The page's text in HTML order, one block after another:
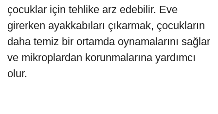
çocuklar için tehlike arz edebilir. Eve
girerken ayakkabıları çıkarmak, çocukların
daha temiz bir ortamda oynamalarını sağlar
ve mikroplardan korunmalarına yardımcı
olur.